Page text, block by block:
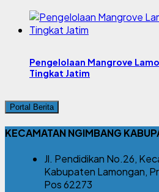
Pengelolaan Mangrove
Tingkat Jatim
Portal Berita
KECAMATAN NGIMBANG
Jl. Pendidikan No.26,
Kabupaten Lamongan,
Pos 62273